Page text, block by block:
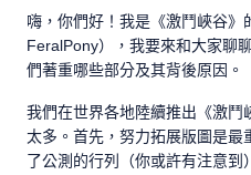
嗨，你們好！我是《激鬥峽谷
FeralPony），我要來和大家聊
們著重哪些部分及其背後原因。
我們在世界各地陸續推出《激
太多。首先，努力拓展版圖是最
了公測的行列（你或許有注意